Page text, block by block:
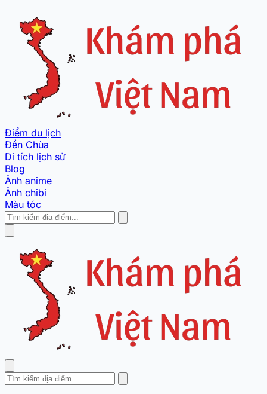
Điểm du lịch
Đền Chùa
Di tích lịch sử
Blog
Ảnh anime
Ảnh chibi
Màu tóc